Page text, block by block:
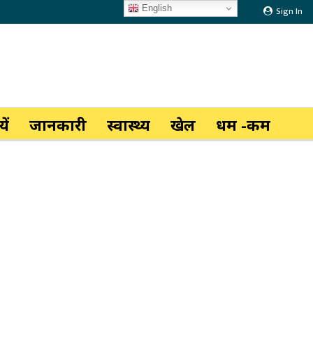
Sign In
जानकारी स्वास्थ्य खेल धर्म -कर्म
English